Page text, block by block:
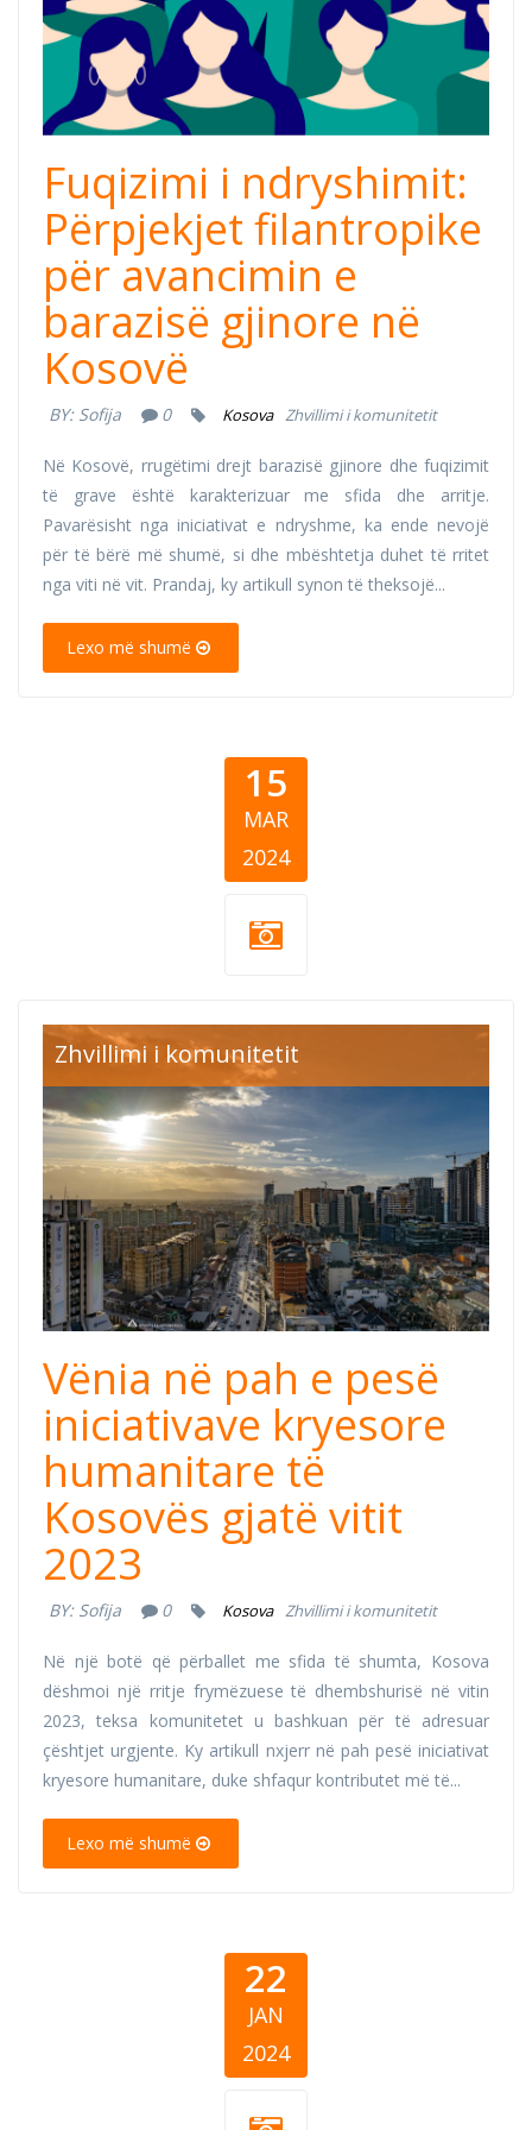
Fuqizimi i ndryshimit:
Përpjekjet filantropike
për avancimin e
barazisë gjinore në
Kosovë
BY: Sofija 0 Kosova Zhvillimi i komunitetit
Në Kosovë, rrugëtimi drejt barazisë gjinore dhe fuqizimit
të grave është karakterizuar me sfida dhe arritje.
Pavarësisht nga iniciativat e ndryshme, ka ende nevojë
për të bërë më shumë, si dhe mbështetja duhet të rritet
nga viti në vit. Prandaj, ky artikull synon të theksojë...
Lexo më shumë
15
MAR
2024
CEA Thumb 5
humanitarian
actions.png
Zhvillimi i komunitetit
Vënia në pah e pesë
iniciativave kryesore
humanitare të
Kosovës gjatë vitit
2023
BY: Sofija 0 Kosova Zhvillimi i komunitetit
Në një botë që përballet me sfida të shumta, Kosova
dëshmoi një rritje frymëzuese të dhembshurisë në vitin
2023, teksa komunitetet u bashkuan për të adresuar
çështjet urgjente. Ky artikull nxjerr në pah pesë iniciativat
kryesore humanitare, duke shfaqur kontributet më të...
Lexo më shumë
22
JAN
2024